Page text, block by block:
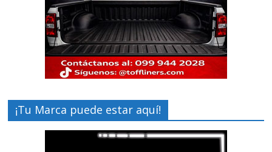
¡Tu Marca puede estar aquí!